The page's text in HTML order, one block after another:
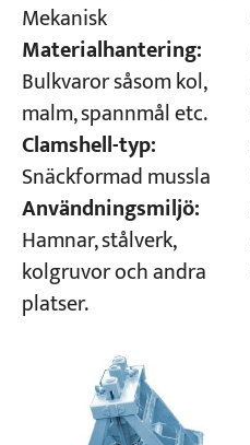
Mekanisk
Materialhantering:
Bulkvaror såsom kol,
malm, spannmål etc.
Clamshell-typ:
Snäckformad mussla
Användningsmiljö:
Hamnar, stålverk,
kolgruvor och andra
platser.